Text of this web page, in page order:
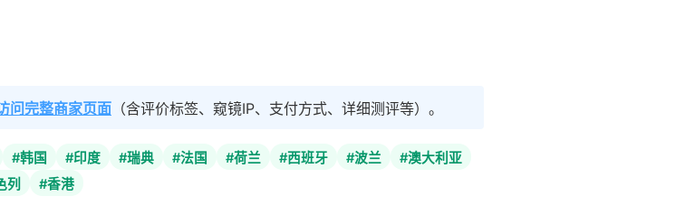
问完整商家页面 （含评价标签、窥镜IP、支付方式、详细测评等）。
#韩国 #印度 #瑞典 #法国 #荷兰 #西班牙 #波兰
#澳大利亚
列 #香港